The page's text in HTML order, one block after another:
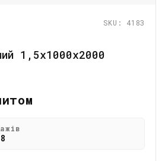
SKU: 4183
1,5x1000x2000